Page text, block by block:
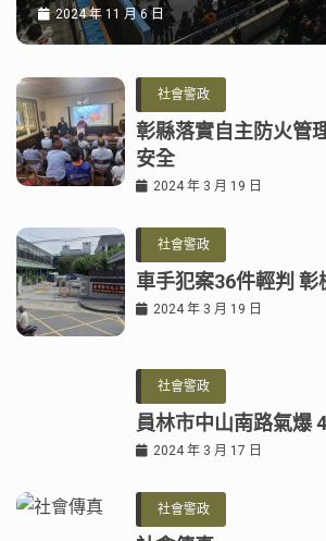
2024 年 11 月 6 日
社會警政
彰縣落實自主防火管
安全
2024 年 3 月 19 日
社會警政
車手犯案36件輕判 彰
2024 年 3 月 19 日
社會警政
員林市中山南路氣爆
2024 年 3 月 17 日
社會警政